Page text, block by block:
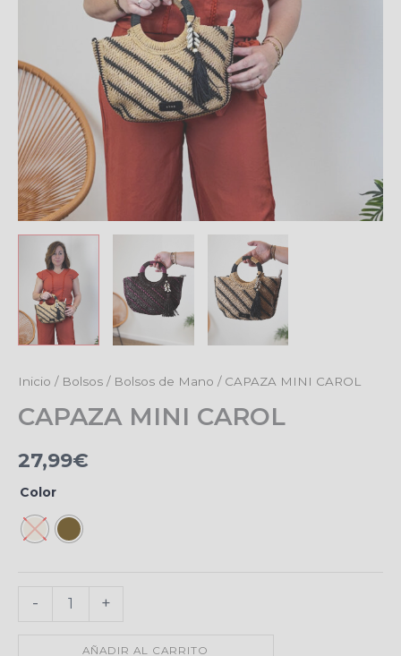
Inicio / Bolsos / Bolsos de Mano / CAPAZA MINI CAROL
CAPAZA MINI CAROL
27,99€
Color
-
CAPAZA
CAROL
+
AÑADIR AL CARRITO